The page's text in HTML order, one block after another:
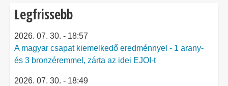
Legfrissebb
2026. 07. 30. - 18:57
A magyar csapat kiemelkedő eredménnyel - 1 arany-
és 3 bronzéremmel, zárta az idei EJOI-t
2026. 07. 30. - 18:49